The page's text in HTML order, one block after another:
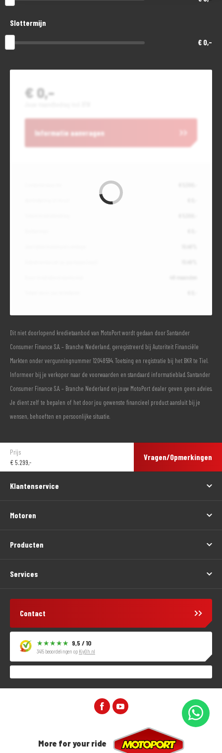
Slottermijn
€ 0,-
€ 0,-
Informatie aanvragen
Dit niet doorlopend kredietaanbod van MotoPort wordt gedaan door Santander
Consumer Finance S.A. – Branche Nederland, geregistreerd bij Autoriteit Financiële
Markten onder vergunningnummer 12048594. Toetsing en registratie bij het BKR te Tiel.
Informeer bij je verkoper naar de voorwaarden en standaard informatieblad. Santander
Consumer Finance S.A. – Branche Nederland en jouw MotoPort dealer geven geen advies.
Je dient zelf te bepalen of het door jou gewenste financieel product aansluit bij je
wensen, behoeften en persoonlijke situatie.
Prijs
€ 5.299,-
Vragen/Opmerkingen
Klantenservice
Motoren
Producten
Services
Contact
9,5 / 10
3415 beoordelingen op KiyOh.nl
More for your ride